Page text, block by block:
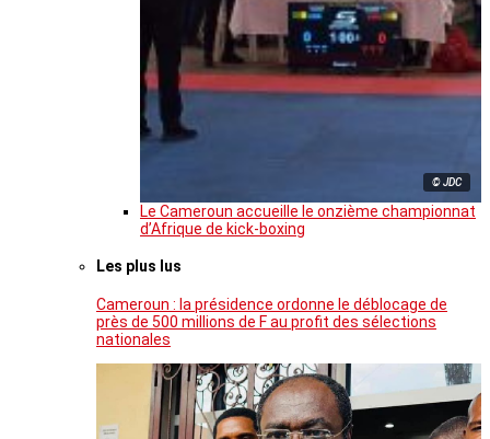
© JDC
Le Cameroun accueille le onzième championnat
d’Afrique de kick-boxing
Les plus lus
Cameroun : la présidence ordonne le déblocage de
près de 500 millions de F au profit des sélections
nationales